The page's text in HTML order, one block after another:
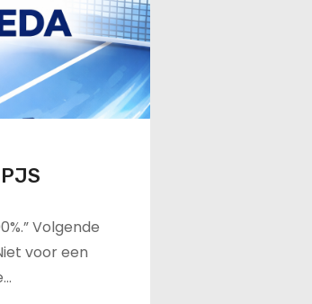
Volgende
voor een